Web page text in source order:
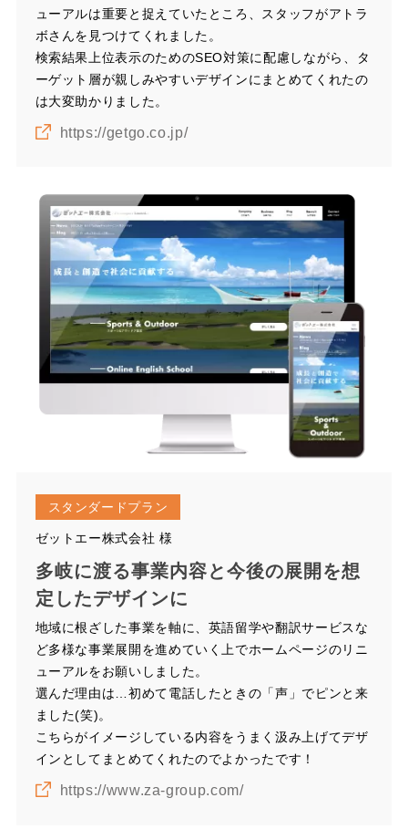
ューアルは重要と捉えていたところ、スタッフがアトラ
ボさんを見つけてくれました。
検索結果上位表示のためのSEO対策に配慮しながら、タ
ーゲット層が親しみやすいデザインにまとめてくれたの
は大変助かりました。
https://getgo.co.jp/
スタンダードプラン
ゼットエー株式会社 様
多岐に渡る事業内容と今後の展開を想
定したデザインに
地域に根ざした事業を軸に、英語留学や翻訳サービスな
ど多様な事業展開を進めていく上でホームページのリニ
ューアルをお願いしました。
選んだ理由は…初めて電話したときの「声」でピンと来
ました(笑)。
こちらがイメージしている内容をうまく汲み上げてデザ
インとしてまとめてくれたのでよかったです！
https://www.za-group.com/